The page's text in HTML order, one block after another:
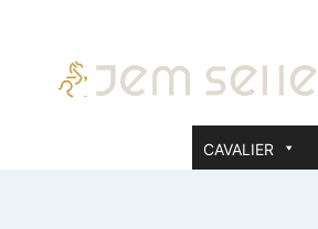
contenu
CAVALIER